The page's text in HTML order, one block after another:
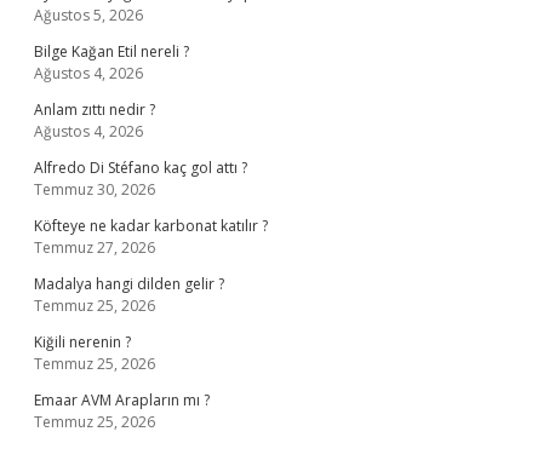
Ağustos 5, 2026
Bilge Kağan Etil nereli ?
Ağustos 4, 2026
Anlam zıttı nedir ?
Ağustos 4, 2026
Alfredo Di Stéfano kaç gol attı ?
Temmuz 30, 2026
Köfteye ne kadar karbonat katılır ?
Temmuz 27, 2026
Madalya hangi dilden gelir ?
Temmuz 25, 2026
Kiğili nerenin ?
Temmuz 25, 2026
Emaar AVM Arapların mı ?
Temmuz 25, 2026